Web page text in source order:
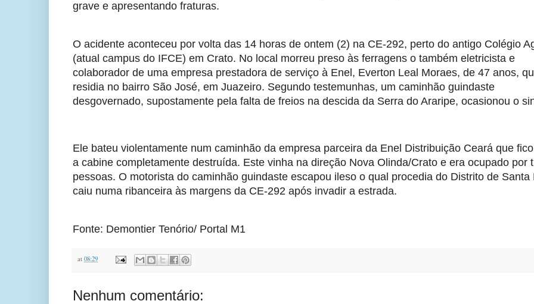
grave e apresentando fraturas.
O acidente aconteceu por volta das 14 horas de ontem (2) na CE-292, perto do antigo Colégio
(atual campus do IFCE) em Crato. No local morreu preso às ferragens o também eletricista e
colaborador de uma empresa prestadora de serviço à Enel, Everton Leal Moraes, de 47 anos,
residia no bairro São José, em Juazeiro. Segundo testemunhas, um caminhão guindaste
desgovernado, supostamente pela falta de freios na descida da Serra do Araripe, ocasionou o
Ele bateu violentamente num caminhão da empresa parceira da Enel Distribuição Ceará que
a cabine completamente destruída. Este vinha na direção Nova Olinda/Crato e era ocupado por
pessoas. O motorista do caminhão guindaste escapou ileso o qual procedia do Distrito de Santa
caiu numa ribanceira às margens da CE-292 após invadir a estrada.
Fonte: Demontier Tenório/ Portal M1
at 08:29
Nenhum comentário: